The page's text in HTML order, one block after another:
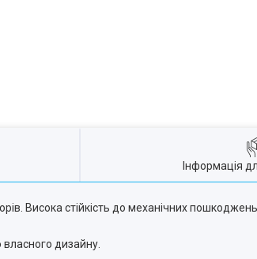
Інформація
Висока стійкість до механічних
дизайну.